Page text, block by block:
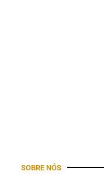
SOBRE NÓS